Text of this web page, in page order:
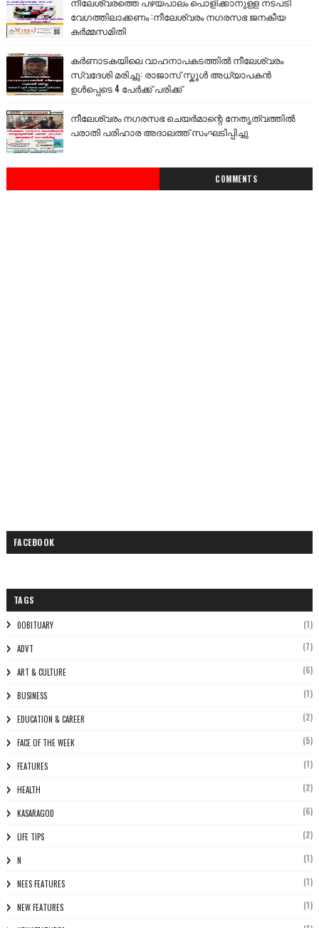
വേഗത്തിലാക്കണം :നീലേശ്വരം നഗരസഭ ജനകീയ
കർമ്മസമിതി
കർണാടകയിലെ വാഹനാപകടത്തിൽ നീലേശ്വരം
സ്വദേശി മരിച്ചു: രാജാസ് സ്കൂൾ അധ്യാപകൻ
ഉൾപ്പെടെ 4 പേർക്ക് പരിക്ക്
നീലേശ്വരം നഗരസഭ ചെയർമാന്റെ നേതൃത്വത്തിൽ
പരാതി പരിഹാര അദാലത്ത് സംഘടിപ്പിച്ചു
COMMENTS
FACEBOOK
TAGS
0OBITUARY (1)
ADVT (7)
ART & CULTURE (6)
BUSINESS (1)
EDUCATION & CAREER (2)
FACE OF THE WEEK (5)
FEATURES (1)
HEALTH (2)
KASARAGOD (6)
LIFE TIPS (2)
N (1)
NEES FEATURES (1)
NEW FEATURES (1)